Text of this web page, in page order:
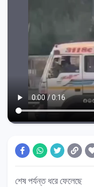
শেষ পর্যন্ত ধরে ফেলেছে